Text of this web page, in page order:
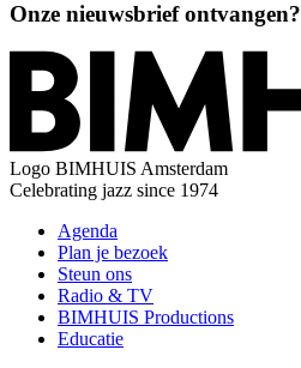
Onze nieuwsbrief ontvangen?
Logo BIMHUIS Amsterdam
Celebrating jazz since 1974
Agenda
Plan je bezoek
Steun ons
Radio & TV
BIMHUIS Productions
Educatie